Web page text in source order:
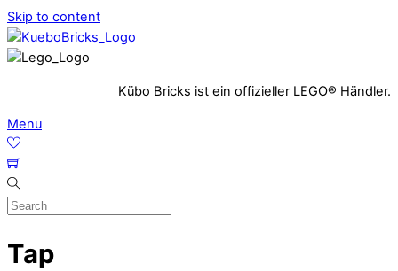
Skip to content
Kübo Bricks ist ein offizieller LEGO® Händler.
Menu
Tap